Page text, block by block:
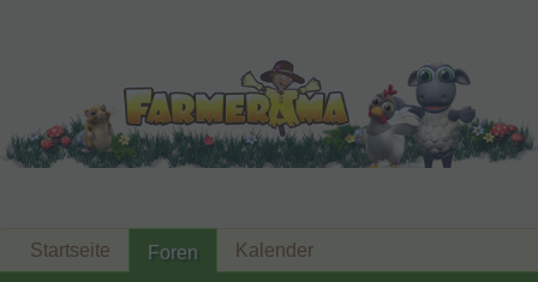
Startseite Foren Kalender